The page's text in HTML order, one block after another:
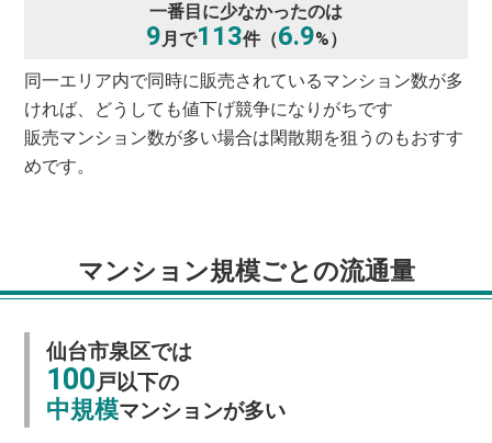
一番目に少なかったのは
9月で113件（6.9%）
同一エリア内で同時に販売されているマンション数が多
ければ、どうしても値下げ競争になりがちです
販売マンション数が多い場合は閑散期を狙うのもおすす
めです。
マンション規模ごとの流通量
仙台市泉区では
100戸以下の
中規模マンションが多い